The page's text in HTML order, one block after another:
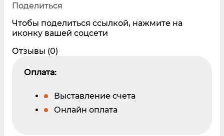
Поделиться
Чтобы поделиться ссылкой, нажмите на
иконку вашей соцсети
Отзывы (0)
Оплата:
Выставление счета
Онлайн оплата